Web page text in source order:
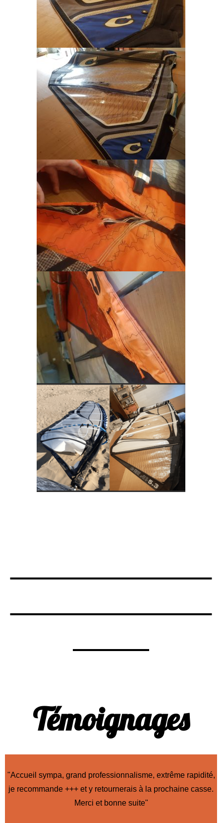
Témoignages
"Accueil sympa, grand professionnalisme, extrême rapidité,
je recommande +++ et y retournerais à la prochaine casse.
Merci et bonne suite"